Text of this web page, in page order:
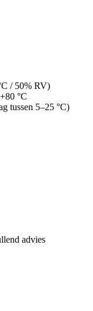
/ 50% RV)
°C
tussen 5–25 °C)
advies